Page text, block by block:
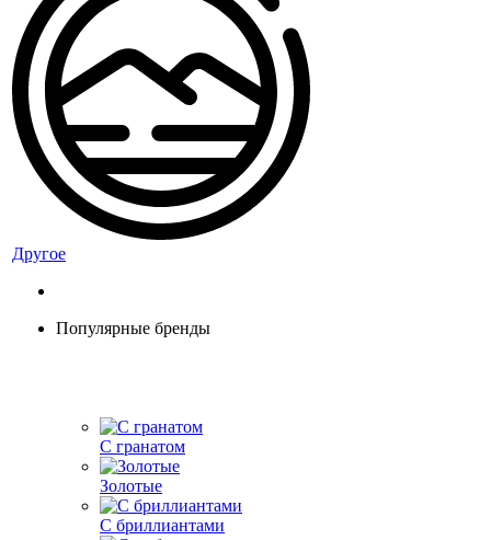
Другое
Популярные бренды
С гранатом
Золотые
С бриллиантами